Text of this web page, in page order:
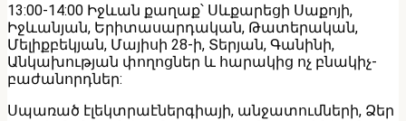
13:00-14:00 Իջևան քաղաք՝ Սևքարեցի Սաքոյի,
Իջևանյան, Երիտասարդական, Թատերական,
Մելիքբեկյան, Մայիսի 28-ի, Տերյան, Գանինի,
Անկախության փողոցներ և հարակից ոչ բնակիչ-
բաժանորդներ:
Սպառած էլեկտրաէներգիայի, անջատումների, Ձեր